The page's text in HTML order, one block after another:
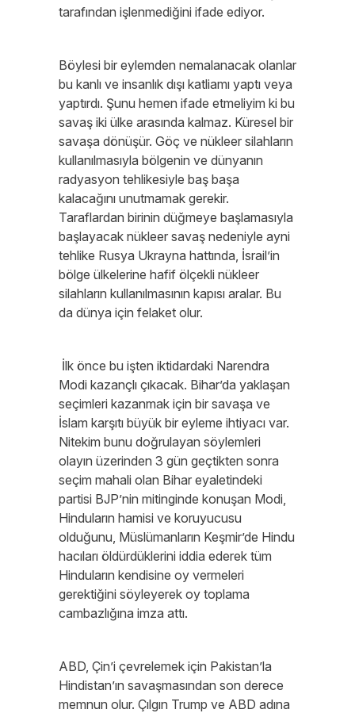
tarafından işlenmediğini ifade ediyor.
Böylesi bir eylemden nemalanacak olanlar
bu kanlı ve insanlık dışı katliamı yaptı veya
yaptırdı. Şunu hemen ifade etmeliyim ki bu
savaş iki ülke arasında kalmaz. Küresel bir
savaşa dönüşür. Göç ve nükleer silahların
kullanılmasıyla bölgenin ve dünyanın
radyasyon tehlikesiyle baş başa
kalacağını unutmamak gerekir.
Taraflardan birinin düğmeye başlamasıyla
başlayacak nükleer savaş nedeniyle ayni
tehlike Rusya Ukrayna hattında, İsrail’in
bölge ülkelerine hafif ölçekli nükleer
silahların kullanılmasının kapısı aralar. Bu
da dünya için felaket olur.
İlk önce bu işten iktidardaki Narendra
Modi kazançlı çıkacak. Bihar’da yaklaşan
seçimleri kazanmak için bir savaşa ve
İslam karşıtı büyük bir eyleme ihtiyacı var.
Nitekim bunu doğrulayan söylemleri
olayın üzerinden 3 gün geçtikten sonra
seçim mahali olan Bihar eyaletindeki
partisi BJP’nin mitinginde konuşan Modi,
Hinduların hamisi ve koruyucusu
olduğunu, Müslümanların Keşmir’de Hindu
hacıları öldürdüklerini iddia ederek tüm
Hinduların kendisine oy vermeleri
gerektiğini söyleyerek oy toplama
cambazlığına imza attı.
ABD, Çin’i çevrelemek için Pakistan’la
Hindistan’ın savaşmasından son derece
memnun olur. Çılgın Trump ve ABD adına